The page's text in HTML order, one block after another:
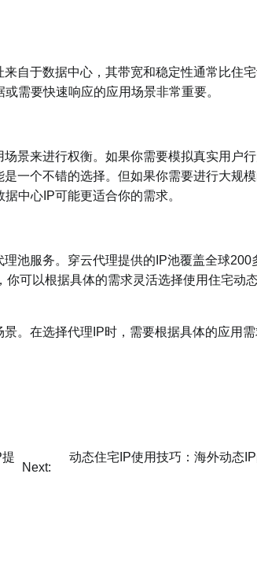
于数据中心，其带宽和稳定性通常比住宅
需要快速响应的应用场景非常重要。
来进行权衡。如果你需要模拟真实用户
一个不错的选择。但如果你需要进行大规
中心IP可能更适合你的需求。
服务。穿云代理提供的IP池覆盖全球200
可以根据具体的需求灵活选择使用住宅动
在选择代理IP时，需要根据具体的应用
Next:
动态住宅IP使用技巧：海外动态